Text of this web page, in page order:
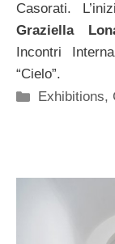
Casorati.
Graziella
Incontri
“Cielo”.
Categorie
Exhibitions,